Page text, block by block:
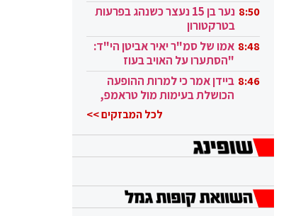
8:50
נער בן 15 נעצר כשנהג בפרעות
בטרקטורון
8:48 אמו של סמ"ר יאיר אביטן הי"ד:
"הסתערו על האויב בעוז
ובגבורה" 8:46 ביידן אמר כי למרות ההופעה
הכושלת בעימות מול טראמפ,
לכל המבזקים >>